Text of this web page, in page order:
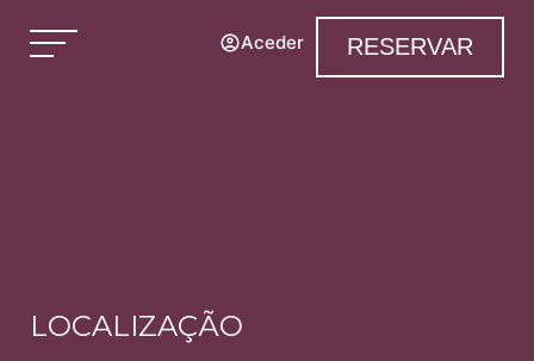
Aceder RESERVAR
LOCALIZAÇÃO